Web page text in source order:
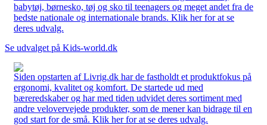
babytøj, børnesko, tøj og sko til teenagers og meget andet fra de
bedste nationale og internationale brands. Klik her for at se
deres udvalg.
Se udvalget på Kids-world.dk
Siden opstarten af Livrig.dk har de fastholdt et produktfokus på
ergonomi, kvalitet og komfort. De startede ud med
bæreredskaber og har med tiden udvidet deres sortiment med
andre velovervejede produkter, som de mener kan bidrage til en
god start for de små. Klik her for at se deres udvalg.